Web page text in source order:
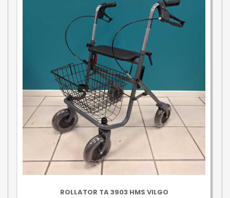
ROLLATOR TA 3903 HMS VILGO